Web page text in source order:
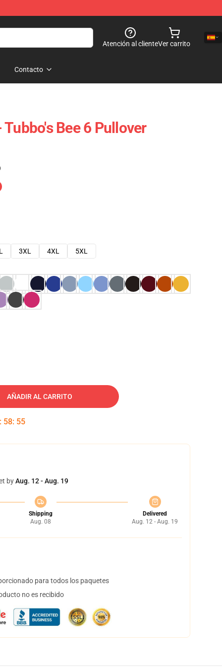
Atención al clienteVer carrito
Contacto
Bee 6 Pullover
3XL 4XL 5XL
AÑADIR AL CARRITO
: 58: 54
byAug. 12 - Aug. 19
Shipping
Aug. 08
Delivered
Aug. 12 - Aug. 19
para todos los paquetes
no es recibido